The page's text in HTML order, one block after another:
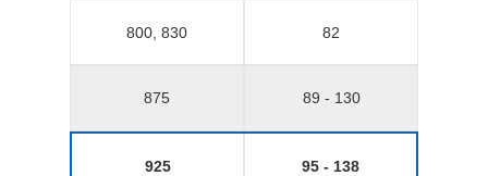
800, 830 82
875 89 - 130
925 95 - 138